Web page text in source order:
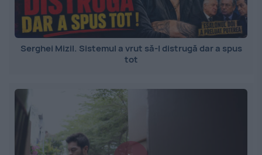
Serghei Mizil. Sistemul a vrut să-l distrugă dar a spus
tot